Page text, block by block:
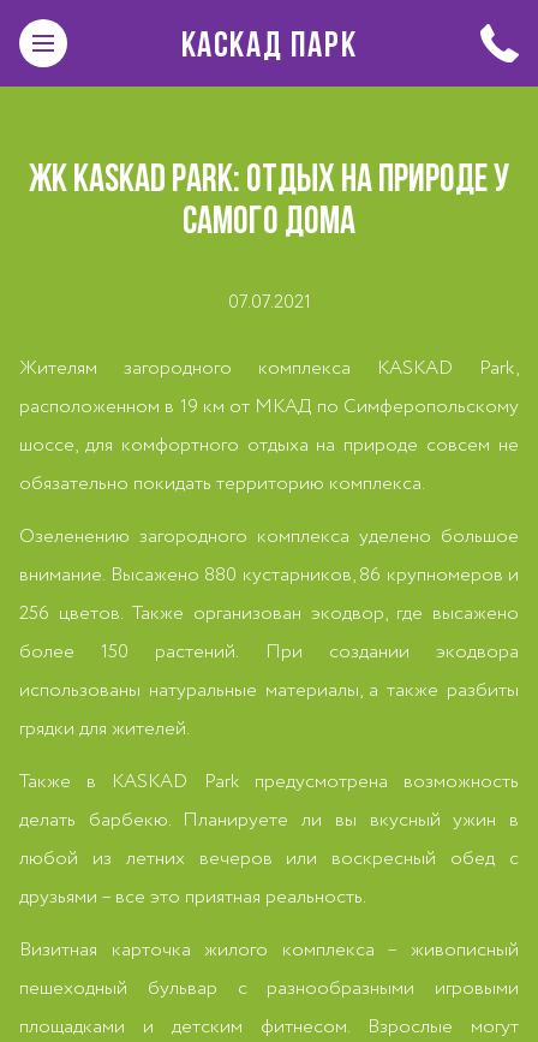
КАСКАД ПАРК
ЖК KASKAD PARK: ОТДЫХ НА ПРИРОДЕ У
САМОГО ДОМА
07.07.2021
Жителям загородного комплекса KASKAD Park,
расположенном в 19 км от МКАД по Симферопольскому
шоссе, для комфортного отдыха на природе совсем не
обязательно покидать территорию комплекса.
Озеленению загородного комплекса уделено большое
внимание. Высажено 880 кустарников, 86 крупномеров и
256 цветов. Также организован экодвор, где высажено
более 150 растений. При создании экодвора
использованы натуральные материалы, а также разбиты
грядки для жителей.
Также в KASKAD Park предусмотрена возможность
делать барбекю. Планируете ли вы вкусный ужин в
любой из летних вечеров или воскресный обед с
друзьями – все это приятная реальность.
Визитная карточка жилого комплекса – живописный
пешеходный бульвар с разнообразными игровыми
площадками и детским фитнесом. Взрослые могут